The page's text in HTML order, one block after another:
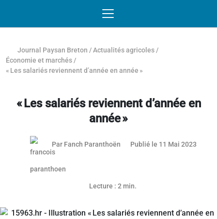
Journal Paysan Breton /Actualités agricoles /
Économie et marchés /
« Les salariés reviennent d’année en année »
« Les salariés reviennent d’année en
année »
Article réservé aux abonnés
Par Fanch Paranthoën Publié le 11 Mai 2023
Lecture : 2 min.